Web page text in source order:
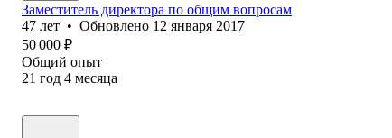
Заместитель директора по общим вопросам
47 лет • Обновлено 12 января 2017
50 000 ₽
Общий опыт
21 год 4 месяца